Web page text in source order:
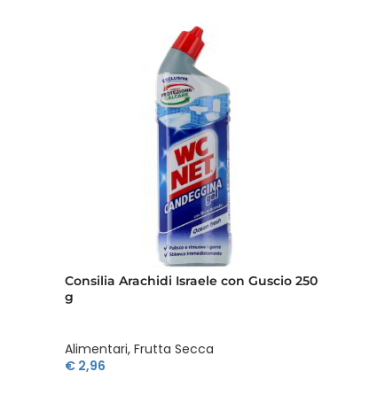
Consilia Arachidi Israele con Guscio 250
g
Alimentari, Frutta Secca
€ 2,96